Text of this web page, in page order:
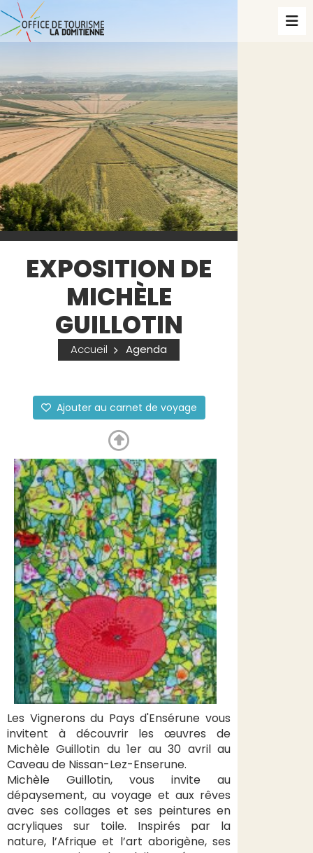
EXPOSITION DE
MICHÈLE
GUILLOTIN
Accueil Agenda
Ajouter au carnet de voyage
Les Vignerons du Pays d'Ensérune vous
invitent à découvrir les œuvres de
Michèle Guillotin du 1er au 30 avril au
Caveau de Nissan-Lez-Enserune.
Michèle Guillotin, vous invite au
dépaysement, au voyage et aux rêves
avec ses collages et ses peintures en
acryliques sur toile. Inspirés par la
nature, l’Afrique et l’art aborigène, ses